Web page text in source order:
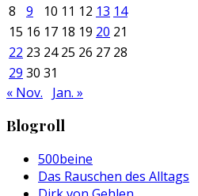
8
9 10 11 12 13 14
15 16 17 18 19 20 21
22 23 24 25 26 27 28
29 30 31
« Nov.
Jan. »
Blogroll
500beine
Das Rauschen des Alltags